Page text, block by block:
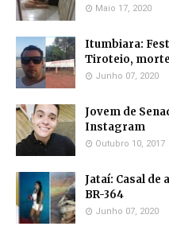
Maio 17, 2020
Itumbiara:
Tiroteio,
Junho 07, 2020
Jovem de
Instagram
Outubro 10, 2017
Jataí: Casal
BR-364
Junho 07, 2020